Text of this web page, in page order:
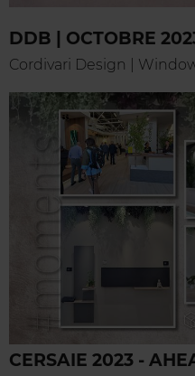
DDB | OCTOBRE
Cordivari Design |
CERSAIE 2023 -